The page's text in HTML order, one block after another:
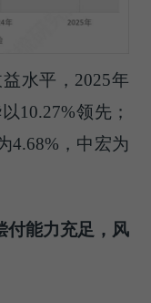
水平，2025年
10.27%领先；
4.68%，中宏为
付能力充足， 风